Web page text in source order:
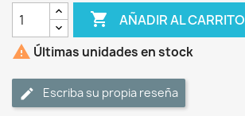
 AÑADIR AL CARRITO
 Últimas unidades en stock
Escriba su propia reseña